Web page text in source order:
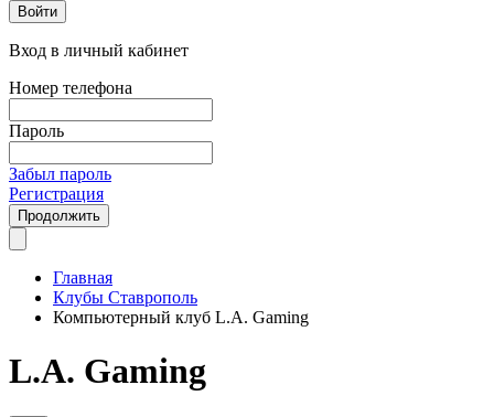
Войти
Вход в личный кабинет
Номер телефона
Пароль
Забыл пароль
Регистрация
Продолжить
Главная
Клубы Ставрополь
Компьютерный клуб L.A. Gaming
L.A. Gaming